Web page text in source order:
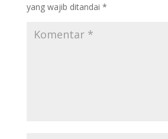
yang wajib ditandai *